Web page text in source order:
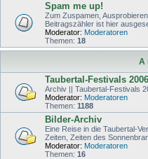
Spam me up!
Zum Zuspamen,
Beitragszähler ist hier
Moderator: Moderatoren
Themen: 18
A
Taubertal-Festivals
Archiv || Taubertal-Festivals
Moderator: Moderatoren
Themen: 1188
Bilder-Archiv
Eine Reise in die Taubertal-
Zeiten, Zeiten des
Moderator: Moderatoren
Themen: 16